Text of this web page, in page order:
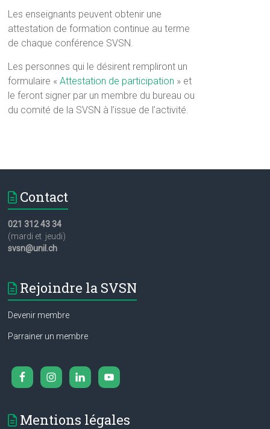
Les enseignants peuvent obtenir une
attestation de formation continue au terme
de chaque conférence SVSN.
Les personnes qui le désirent rempliront un
formulaire «Attestation de participation » et
le feront signer par un membre du bureau ou
du comité de la SVSN à l’issue de l’activité.
Contact
021 312 43 34
(mardi et jeudi)
svsn@unil.ch
Rejoindre la SVSN
Devenir membre
Parrainer un membre
Mentions légales